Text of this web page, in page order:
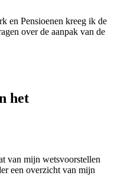
en Pensioenen kreeg ik de
over de aanpak van de
het
van mijn wetsvoorstellen
een overzicht van mijn